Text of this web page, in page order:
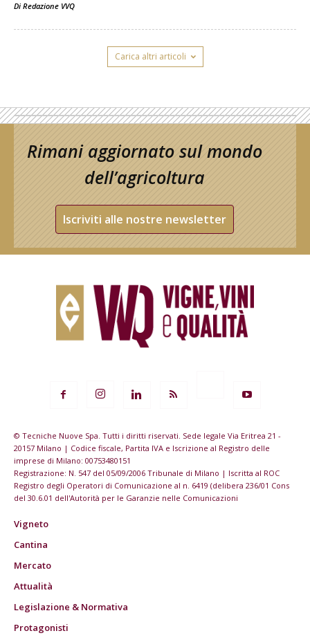
Di Redazione VVQ
Carica altri articoli
Rimani aggiornato sul mondo
dell’agricoltura
Iscriviti alle nostre newsletter
© Tecniche Nuove Spa. Tutti i diritti riservati. Sede legale Via Eritrea 21 -
20157 Milano | Codice fiscale, Partita IVA e Iscrizione al Registro delle
imprese di Milano: 00753480151
Registrazione: N. 547 del 05/09/2006 Tribunale di Milano | Iscritta al ROC
Registro degli Operatori di Comunicazione al n. 6419 (delibera 236/01 Cons
del 30.6.01 dell'Autorità per le Garanzie nelle Comunicazioni
Vigneto
Cantina
Mercato
Attualità
Legislazione & Normativa
Protagonisti